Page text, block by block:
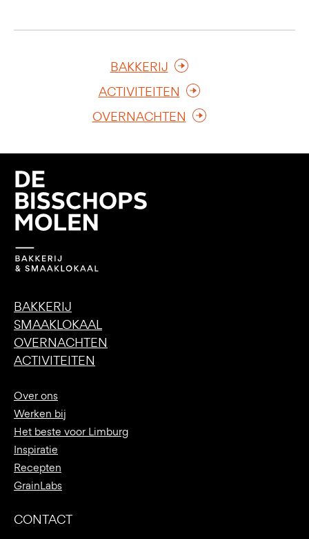
BAKKERIJ
ACTIVITEITEN
OVERNACHTEN
BAKKERIJ
SMAAKLOKAAL
OVERNACHTEN
ACTIVITEITEN
Over ons
Werken bij
Het beste voor Limburg
Inspiratie
Recepten
GrainLabs
CONTACT